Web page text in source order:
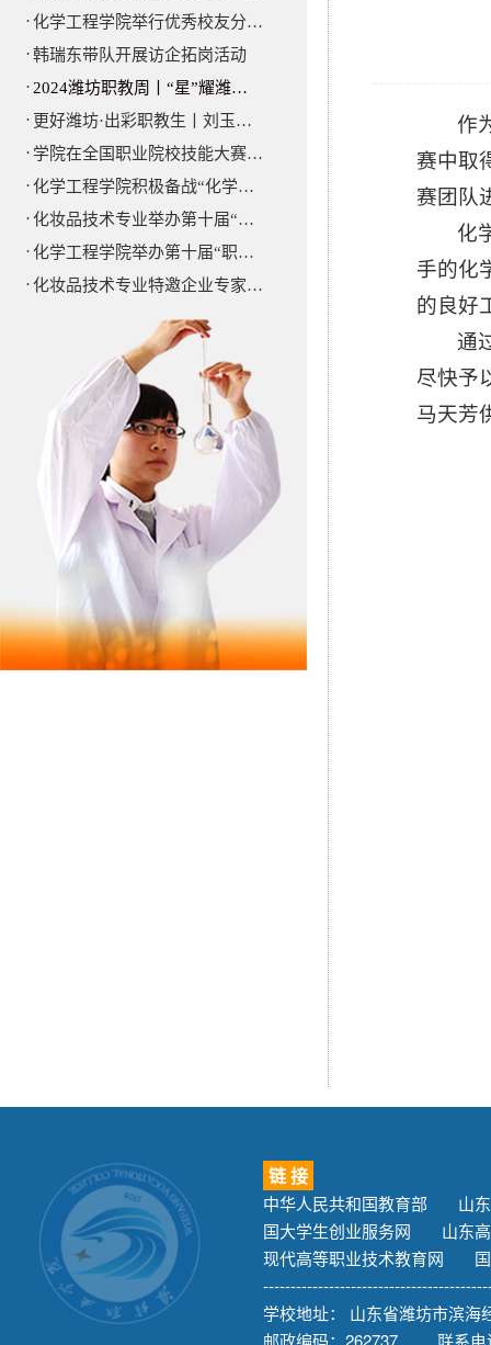
·化学工程学院举行优秀校友分…
·韩瑞东带队开展访企拓岗活动
·2024潍坊职教周丨“星”耀潍…
· 更好潍坊·出彩职教生丨刘玉…
· 学院在全国职业院校技能大赛…
·化学工程学院积极备战“化学…
·化妆品技术专业举办第十届“…
·化学工程学院举办第十届“职…
·化妆品技术专业特邀企业专家…
作
赛中取
赛团队
化
手的化
的良好
通
尽快予
马天
链 接
中华人民共和国教育部
山
国大学生创业服务网
山东
现代高等职业技术教育网
学校地址： 山东省潍坊市滨海